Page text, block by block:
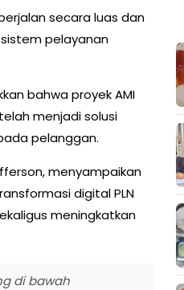
secara luas dan
pelayanan
bahwa proyek AMI
menjadi solusi
pelanggan.
menyampaikan
digital PLN
meningkatkan
di bawah